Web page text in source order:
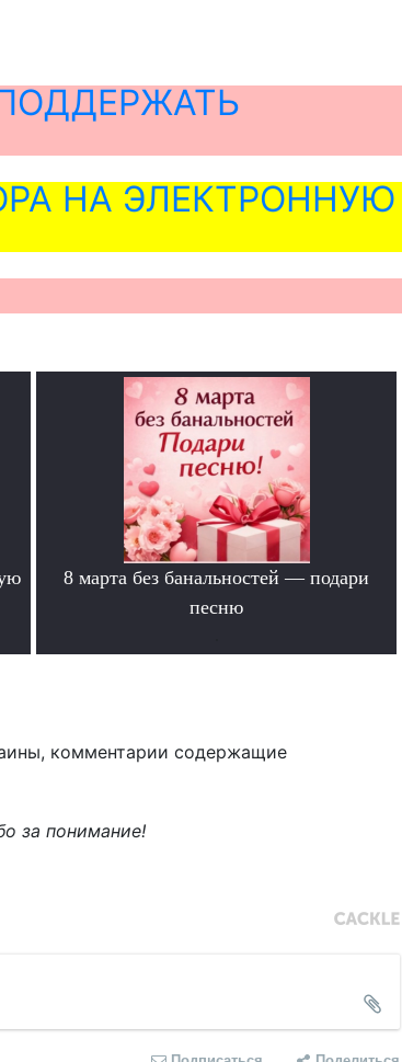
НА ЭЛЕКТРОННУЮ
8 марта без банальностей — подари
песню
комментарии содержащие
за понимание!